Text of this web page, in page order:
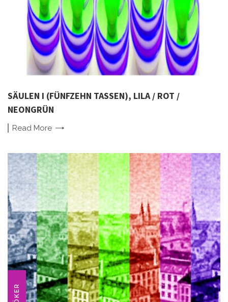
SÄULEN I (FÜNFZEHN TASSEN), LILA / ROT /
NEONGRÜN
Read More
BÖKER